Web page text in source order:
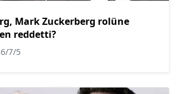
Mark Zuckerberg rolüne
reddetti?
7/5